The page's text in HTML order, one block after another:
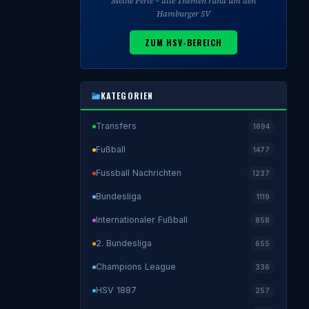
Hamburger SV
ZUM HSV-BEREICH
KATEGORIEN
Transfers 1694
Fußball 1477
Fussball Nachrichten 1237
Bundesliga 1119
Internationaler Fußball 858
2. Bundesliga 655
Champions League 336
HSV 1887 257